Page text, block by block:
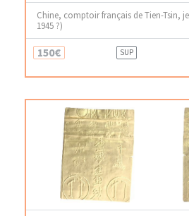
Chine, comptoir français de Tien-Tsin,
1945 ?)
150€ SUP